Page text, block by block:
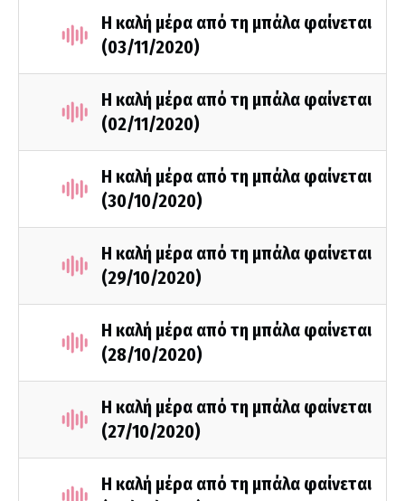
Η καλή μέρα από τη μπάλα φαίνεται
(03/11/2020)
Η καλή μέρα από τη μπάλα φαίνεται
(02/11/2020)
Η καλή μέρα από τη μπάλα φαίνεται
(30/10/2020)
Η καλή μέρα από τη μπάλα φαίνεται
(29/10/2020)
Η καλή μέρα από τη μπάλα φαίνεται
(28/10/2020)
Η καλή μέρα από τη μπάλα φαίνεται
(27/10/2020)
Η καλή μέρα από τη μπάλα φαίνεται